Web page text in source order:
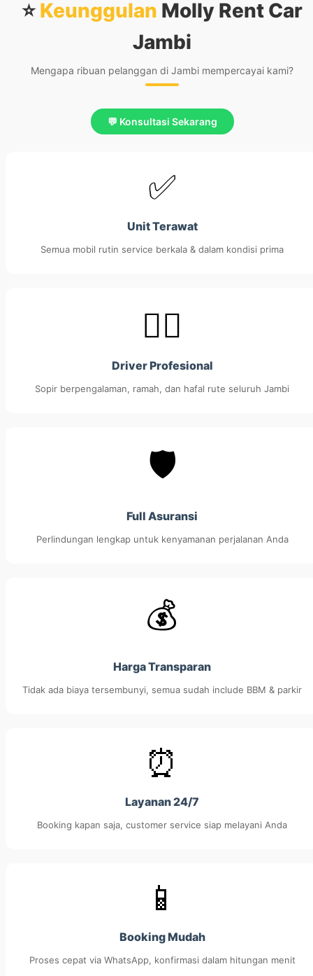
⭐ Keunggulan Molly Rent Car
Jambi
Mengapa ribuan pelanggan di Jambi mempercayai kami?
💬 Konsultasi Sekarang
✅
Unit Terawat
Semua mobil rutin service berkala & dalam kondisi prima
👨‍✈️
Driver Profesional
Sopir berpengalaman, ramah, dan hafal rute seluruh Jambi
🛡️
Full Asuransi
Perlindungan lengkap untuk kenyamanan perjalanan Anda
💰
Harga Transparan
Tidak ada biaya tersembunyi, semua sudah include BBM & parkir
⏰
Layanan 24/7
Booking kapan saja, customer service siap melayani Anda
📱
Booking Mudah
Proses cepat via WhatsApp, konfirmasi dalam hitungan menit